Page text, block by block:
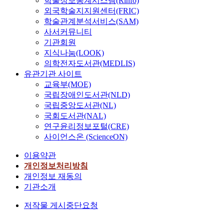
외국학술지지원센터(FRIC)
학술관계분석서비스(SAM)
사서커뮤니티
기관회원
지식나눔(LOOK)
의학전자도서관(MEDLIS)
유관기관 사이트
교육부(MOE)
국립장애인도서관(NLD)
국립중앙도서관(NL)
국회도서관(NAL)
연구윤리정보포털(CRE)
사이언스온 (ScienceON)
이용약관
개인정보처리방침
개인정보 재동의
기관소개
저작물 게시중단요청